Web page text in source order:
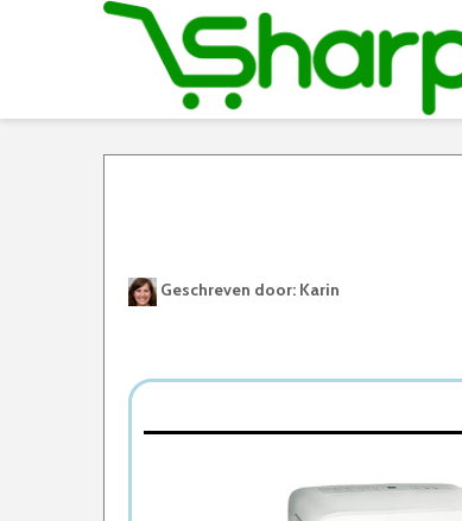
Geschreven door: Karin
1. Carrier 51QPD012N7S –
2. Aspen AX3007/1 – Mobiele
3. AEG AXP34U338HW – Mobiele
4. Exquisit CM30752WE –